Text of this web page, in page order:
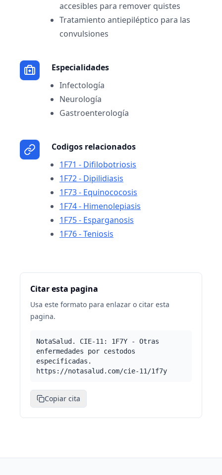
accesibles para remover quistes
Tratamiento antiepiléptico para las
convulsiones
Especialidades
Infectología
Neurología
Gastroenterología
Codigos relacionados
1F71 - Difilobotriosis
1F72 - Dipilidiasis
1F73 - Equinococosis
1F74 - Himenolepiasis
1F75 - Esparganosis
1F76 - Teniosis
Citar esta pagina
Usa este formato para enlazar o citar esta
pagina.
NotaSalud. CIE-11: 1F7Y - Otras
enfermedades por cestodos
especificadas.
https://notasalud.com/cie-11/1f7y
Copiar cita